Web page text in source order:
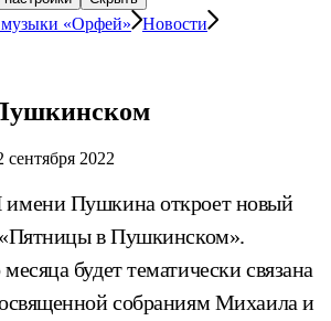
музыки «Орфей» Новости
сентября 2022
Пушкина откроет новый
«Пятницы в Пушкинском».
будет тематически связана
собраниям Михаила и